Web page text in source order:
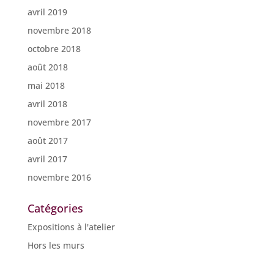
avril 2019
novembre 2018
octobre 2018
août 2018
mai 2018
avril 2018
novembre 2017
août 2017
avril 2017
novembre 2016
Catégories
Expositions à l'atelier
Hors les murs